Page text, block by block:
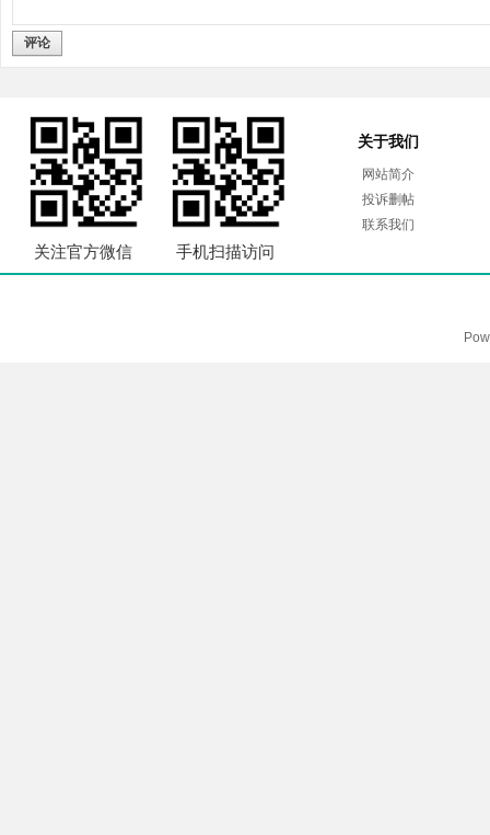
评论
关注官方微信 手机扫描访问
关于我们
网站简介
投诉删帖
联系我们